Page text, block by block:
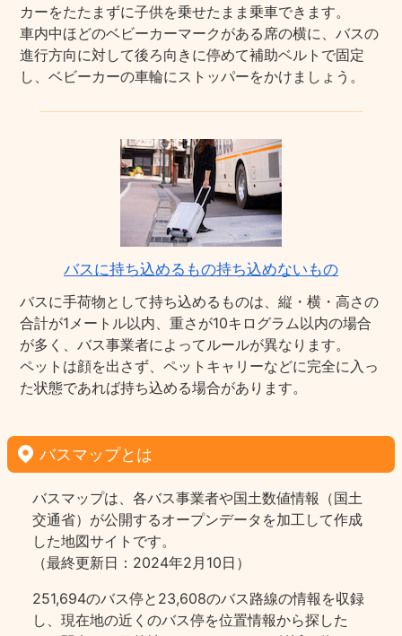
カーをたたまずに子供を乗せたまま乗車できます。
車内中ほどのベビーカーマークがある席の横に、バスの
進行方向に対して後ろ向きに停めて補助ベルトで固定
し、ベビーカーの車輪にストッパーをかけましょう。
バスに持ち込めるもの持ち込めないもの
バスに手荷物として持ち込めるものは、縦・横・高さの
合計が1メートル以内、重さが10キログラム以内の場合
が多く、バス事業者によってルールが異なります。
ペットは顔を出さず、ペットキャリーなどに完全に入っ
た状態であれば持ち込める場合があります。
バスマップとは
バスマップは、各バス事業者や国土数値情報（国土
交通省）が公開するオープンデータを加工して作成
した地図サイトです。
（最終更新日：2024年2月10日）
251,694のバス停と23,608のバス路線の情報を収録
し、現在地の近くのバス停を位置情報から探した